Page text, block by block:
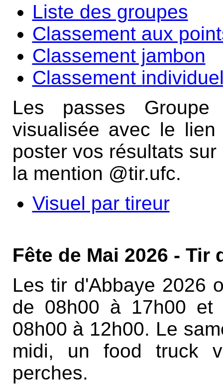
Liste des groupes
Classement aux
Classement jambon
Classement
Les passes
visualisée avec le
poster vos résultats
la mention @tir.ufc.
Visuel par tireur
Fête de Mai 2026 - Tir
Les tir d'Abbaye 2026
de 08h00 à 17h00 et
08h00 à 12h00. Le
midi, un food truck
perches.